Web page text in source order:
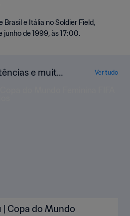
e Itália no Soldier Field,
de 1999, às 17:00.
e muito
Ver tudo
| Copa do Mundo